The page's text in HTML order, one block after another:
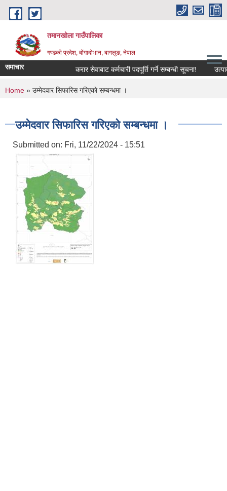
Skip to main content
तमानखोला गाउँपालिका
गण्डकी प्रदेश, बोंगादोभान, बागलुङ, नेपाल
समाचार करार सेवाबाट कर्मचारी पदपूर्ति गर्ने सम्बन्धी सूचना!
You are here
Home » उम्मेदवार सिफारिस गरिएकाे सम्बन्धमा ।
उम्मेदवार सिफारिस गरिएकाे सम्बन्धमा ।
Submitted on: Fri, 11/22/2024 - 15:51